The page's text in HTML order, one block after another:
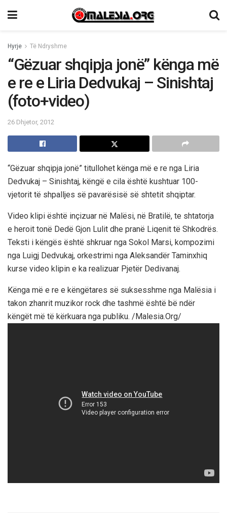
Hyrje Të Ndryshme
“Gëzuar shqipja jonë” kënga më
e re e Liria Dedvukaj – Sinishtaj
(foto+video)
26 Dhjetor, 2012
“Gëzuar shqipja jonë” titullohet kënga më e re nga Liria
Dedvukaj – Sinishtaj, këngë e cila është kushtuar 100-
vjetorit të shpalljes së pavarësisë së shtetit shqiptar.
Video klipi është inçizuar në Malësi, në Bratilë, te shtatorja
e heroit tonë Dedë Gjon Lulit dhe pranë Liqenit të Shkodrës.
Teksti i këngës është shkruar nga Sokol Marsi, kompozimi
nga Luigj Dedvukaj, orkestrimi nga Aleksandër Taminxhiq
kurse video klipin e ka realizuar Pjetër Dedivanaj.
Kënga më e re e këngëtares së suksesshme nga Malësia i
takon zhanrit muzikor rock dhe tashmë është bë ndër
këngët më të kërkuara nga publiku. /Malesia.Org/